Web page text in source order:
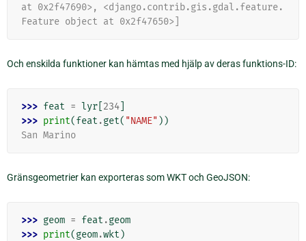
at 0x2f47690>, <django.contrib.gis.gdal.feature.
Feature object at 0x2f47650>]
Och enskilda funktioner kan hämtas med hjälp av deras funktions-ID:
>>> feat = lyr 234
>>> print(feat .get( "NAME" ))
San Marino
Gränsgeometrier kan exporteras som WKT och GeoJSON:
>>> geom = feat .geom
>>> print(geom.wkt )